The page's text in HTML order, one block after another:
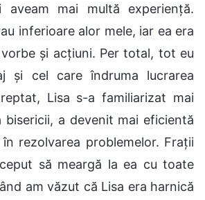
aveam mai multă experiență.
inferioare alor mele, iar ea era
și acțiuni. Per total, tot eu
și cel care îndruma lucrarea
Lisa s-a familiarizat mai
bisericii, a devenit mai eficientă
rezolvarea problemelor. Frații
să meargă la ea cu toate
am văzut că Lisa era harnică